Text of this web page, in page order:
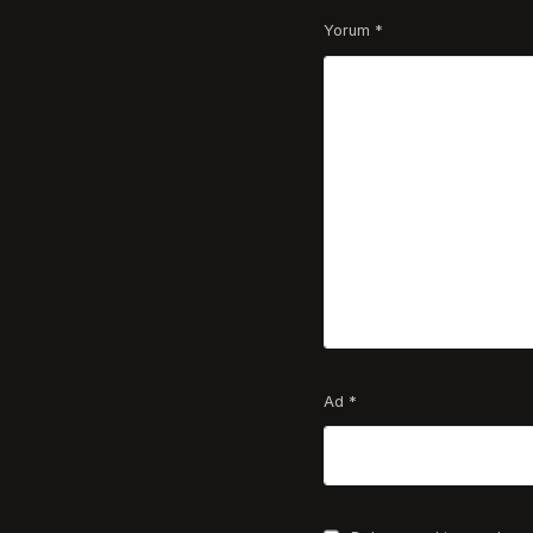
Yorum *
Ad *